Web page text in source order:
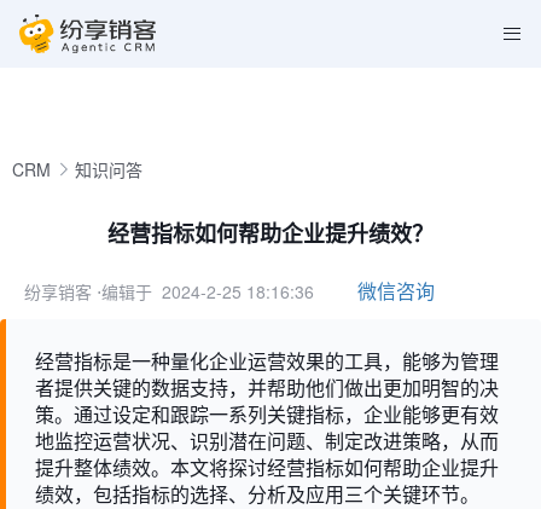
CRM 知识问答
经营指标如何帮助企业提升绩效？
纷享销客 ⋅编辑于 2024-2-25 18:16:36 微信咨询
经营指标是一种量化企业运营效果的工具，能够为管理
者提供关键的数据支持，并帮助他们做出更加明智的决
策。通过设定和跟踪一系列关键指标，企业能够更有效
地监控运营状况、识别潜在问题、制定改进策略，从而
提升整体绩效。本文将探讨经营指标如何帮助企业提升
绩效，包括指标的选择、分析及应用三个关键环节。